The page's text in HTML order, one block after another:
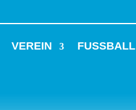
VEREIN FUSSBALL